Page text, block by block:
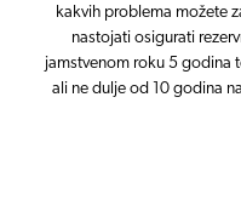
kakvih problema možete
nastojati osigurati
jamstvenom roku 5 godina
ali ne dulje od 10 godina